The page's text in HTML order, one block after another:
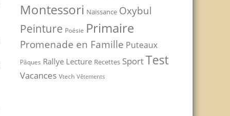
Montessori Naissance Oxybul
Peinture Poésie Primaire
Promenade en Famille Puteaux
Pâques Rallye Lecture Recettes SportTest
Vacances Vtech Vêtements